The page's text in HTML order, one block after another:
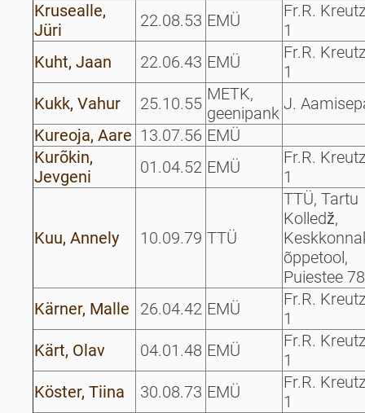
Krusealle,
Jüri
22.08.53 EMÜ
Fr.R.
1
Kuht, Jaan
22.06.43 EMÜ
Fr.R.
1
Kukk, Vahur
25.10.55 METK,
geenipank J.
Kureoja, Aare 13.07.56 EMÜ
Kurõkin,
Jevgeni
01.04.52 EMÜ
Fr.R.
1
Kuu, Annely 10.09.79 TTÜ
TTÜ, Tartu
Kolledž,
õppetool,
Puiestee
Kärner, Malle
26.04.42 EMÜ
Fr.R.
1
Kärt, Olav
04.01.48 EMÜ
Fr.R.
1
Köster, Tiina
30.08.73 EMÜ
Fr.R.
1